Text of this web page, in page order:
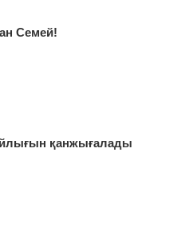
Семей!
қанжығалады